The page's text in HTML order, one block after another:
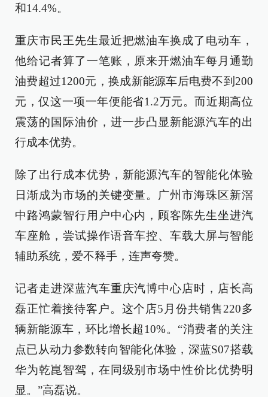
和14.4%。
重庆市民王先生最近把燃油车换成了电动车，
他给记者算了一笔账，原来开燃油车每月通勤
油费超过1200元，换成新能源车后电费不到200
元，仅这一项一年便能省1.2万元。而近期高位
震荡的国际油价，进一步凸显新能源汽车的出
行成本优势。
除了出行成本优势，新能源汽车的智能化体验
日渐成为市场的关键变量。广州市海珠区新滘
中路鸿蒙智行用户中心内，顾客陈先生坐进汽
车座舱，尝试操作语音车控、车载大屏与智能
辅助系统，爱不释手，连声夸赞。
记者走进深蓝汽车重庆汽博中心店时，店长高
磊正忙着接待客户。这个店5月份共销售220多
辆新能源车，环比增长超10%。“消费者的关注
点已从动力参数转向智能化体验，深蓝S07搭载
华为乾崑智驾，在同级别市场中性价比优势明
显。”高磊说。